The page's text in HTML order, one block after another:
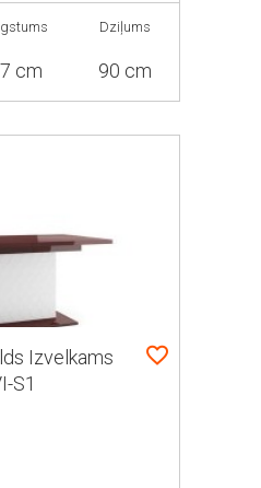
cm
Dziļums
90 cm
Izvelkams
S1